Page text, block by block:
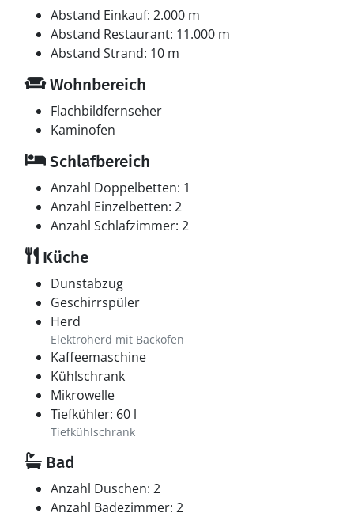
Abstand Einkauf: 2.000 m
Abstand Restaurant: 11.000 m
Abstand Strand: 10 m
Wohnbereich
Flachbildfernseher
Kaminofen
Schlafbereich
Anzahl Doppelbetten: 1
Anzahl Einzelbetten: 2
Anzahl Schlafzimmer: 2
Küche
Dunstabzug
Geschirrspüler
Herd
Elektroherd mit Backofen
Kaffeemaschine
Kühlschrank
Mikrowelle
Tiefkühler: 60 l
Tiefkühlschrank
Bad
Anzahl Duschen: 2
Anzahl Badezimmer: 2